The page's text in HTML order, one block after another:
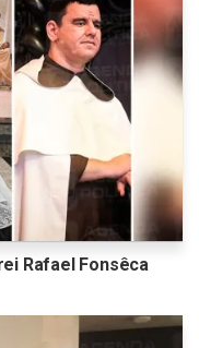
Rafael Fonsêca